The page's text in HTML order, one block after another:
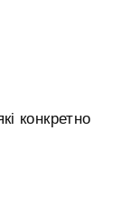
конкретно